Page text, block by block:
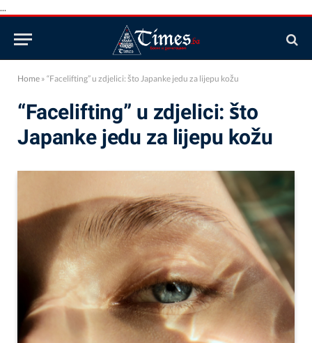
...
Home » “Facelifting” u zdjelici: što Japanke jedu za lijepu kožu
“Facelifting” u zdjelici: što
Japanke jedu za lijepu kožu